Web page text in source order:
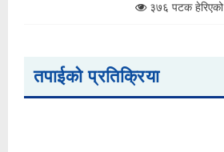
३७६ पटक हेरिएको
तपाईको प्रतिक्रिया